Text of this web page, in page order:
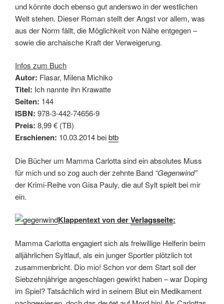
und könnte doch ebenso gut anderswo in der westlichen
Welt stehen. Dieser Roman stellt der Angst vor allem, was
aus der Norm fällt, die Möglichkeit von Nähe entgegen –
sowie die archaische Kraft der Verweigerung.
Infos zum Buch
Autor: Flasar, Milena Michiko
Titel: Ich nannte ihn Krawatte
Seiten: 144
ISBN: 978-3-442-74656-9
Preis: 8,99 € (TB)
Erschienen: 10.03.2014 beibtb
Die Bücher um Mamma Carlotta sind ein absolutes Muss
für mich und so zog auch der zehnte Band “Gegenwind”
der Krimi-Reihe von Gisa Pauly, die auf Sylt spielt bei mir
ein.
Klappentext von derVerlagsseite:
Mamma Carlotta engagiert sich als freiwillige Helferin beim
alljährlichen Syltlauf, als ein junger Sportler plötzlich tot
zusammenbricht. Dio mio! Schon vor dem Start soll der
Siebzehnjährige angeschlagen gewirkt haben – war Doping
im Spiel? Tatsächlich wird in seinem Blut ein Medikament